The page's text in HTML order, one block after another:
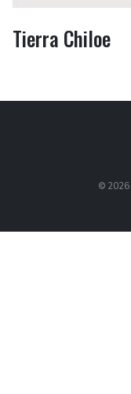
Tierra Chiloe
© 2026